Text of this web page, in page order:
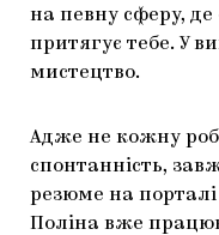
на певну сферу, де
притягує тебе. У
мистецтво.
Адже не кожну
спонтанність,
резюме на
Поліна вже